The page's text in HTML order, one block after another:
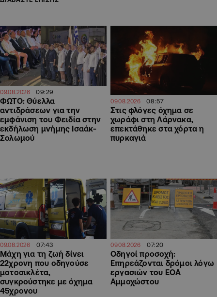
09.08.2026 09:29
ΦΩΤΟ: Θύελλα
αντιδράσεων για την
εμφάνιση του Φειδία στην
εκδήλωση μνήμης Ισαάκ-
Σολωμού
09.08.2026 08:57
Στις φλόγες όχημα σε
χωράφι στη Λάρνακα,
επεκτάθηκε στα χόρτα η
πυρκαγιά
09.08.2026 07:43
Μάχη για τη ζωή δίνει
22χρονη που οδηγούσε
μοτοσικλέτα,
συγκρούστηκε με όχημα
45χρονου
09.08.2026 07:20
Οδηγοί προσοχή:
Επηρεάζονται δρόμοι λόγω
εργασιών του ΕΟΑ
Αμμοχώστου